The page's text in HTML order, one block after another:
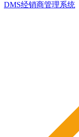
DMS经销商管理系统